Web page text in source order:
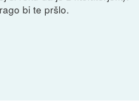
bi te pršlo.